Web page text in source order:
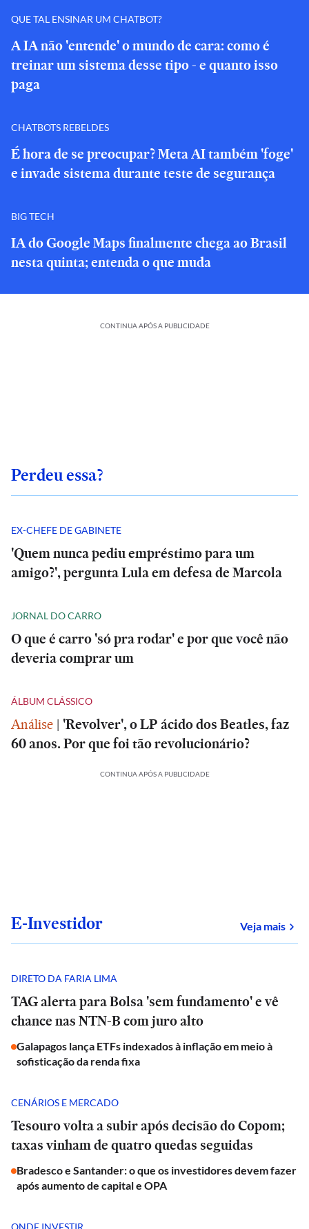
QUE TAL ENSINAR UM CHATBOT?
A IA não 'entende' o mundo de cara: como é
treinar um sistema desse tipo - e quanto isso
paga
CHATBOTS REBELDES
É hora de se preocupar? Meta AI também 'foge'
e invade sistema durante teste de segurança
BIG TECH
IA do Google Maps finalmente chega ao Brasil
nesta quinta; entenda o que muda
CONTINUA APÓS A PUBLICIDADE
Perdeu essa?
EX-CHEFE DE GABINETE
'Quem nunca pediu empréstimo para um
amigo?', pergunta Lula em defesa de Marcola
JORNAL DO CARRO
O que é carro 'só pra rodar' e por que você não
deveria comprar um
ÁLBUM CLÁSSICO
Análise | 'Revolver', o LP ácido dos Beatles, faz
60 anos. Por que foi tão revolucionário?
CONTINUA APÓS A PUBLICIDADE
E-Investidor Veja mais
DIRETO DA FARIA LIMA
TAG alerta para Bolsa 'sem fundamento' e vê
chance nas NTN-B com juro alto
Galapagos lança ETFs indexados à inflação em meio à
sofisticação da renda fixa
CENÁRIOS E MERCADO
Tesouro volta a subir após decisão do Copom;
taxas vinham de quatro quedas seguidas
Bradesco e Santander: o que os investidores devem fazer
após aumento de capital e OPA
ONDE INVESTIR